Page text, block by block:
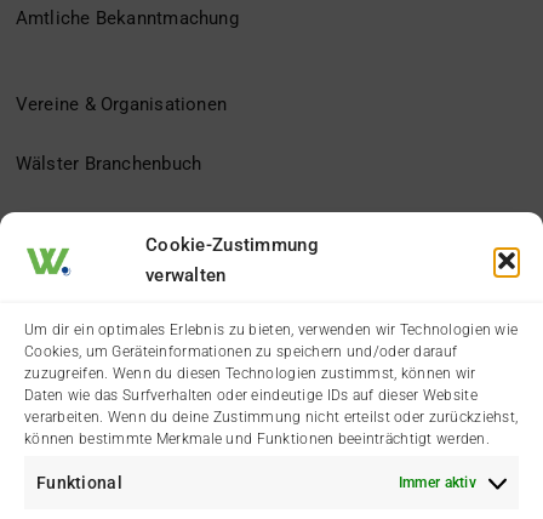
Cookie-Zustimmung
verwalten
Um dir ein optimales Erlebnis zu bieten, verwenden wir Technologien wie
Cookies, um Geräteinformationen zu speichern und/oder darauf
zuzugreifen. Wenn du diesen Technologien zustimmst, können wir
Daten wie das Surfverhalten oder eindeutige IDs auf dieser Website
verarbeiten. Wenn du deine Zustimmung nicht erteilst oder zurückziehst,
können bestimmte Merkmale und Funktionen beeinträchtigt werden.
Funktional Immer aktiv
Amtliche Bekanntmachung
Vereine & Organisationen
Wälster Branchenbuch
Datenschutzerklärung
Cookie-Richtlinie (EU)
Kontakt